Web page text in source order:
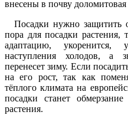
внесены в почву доломитовая
Посадки нужно защитить
пора для посадки растения,
адаптацию,
наступления холодов, а
перенесет зиму. Если
на его рост, так как
тёплого климата на
посадки станет
растения.